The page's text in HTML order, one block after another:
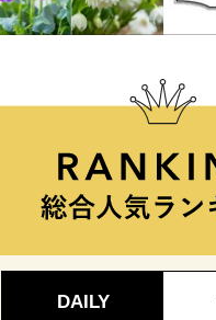
DAILY